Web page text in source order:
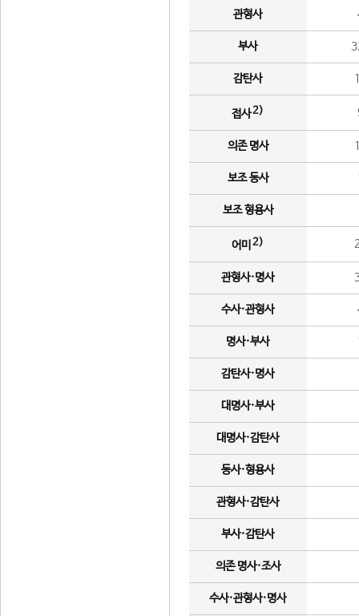
관형사
부사
감탄사
접사2)
의존 명사
보조 동사
보조 형용사
어미 2)
관형사·명사
수사·관형사
명사·부사
감탄사·명사
대명사·부사
대명사·감탄사
동사·형용사
관형사·감탄사
부사·감탄사
의존 명사·조사
수사·관형사·명사